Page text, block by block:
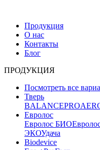
Продукция
О нас
Контакты
Блог
ПРОДУКЦИЯ
Посмотреть все
Тверь
BALANCEPRO
Евролос
Евролос БИО
ЭКОУдача
Biodevice